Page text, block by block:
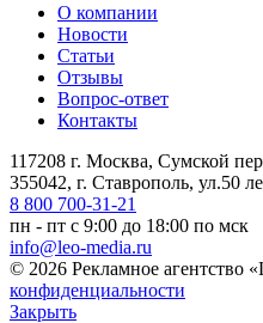
О компании
Новости
Статьи
Отзывы
Вопрос-ответ
Контакты
117208 г. Москва, Сумской
355042, г. Ставрополь, ул.50
8 800 700-31-21
пн - пт с 9:00 до 18:00 по мск
info@leo-media.ru
© 2026 Рекламное агентство
конфиденциальности
Закрыть